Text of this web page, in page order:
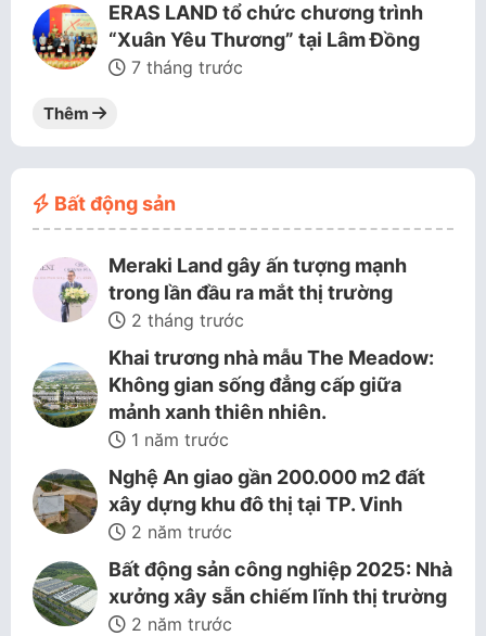
ERAS LAND tổ chức chương trình
“Xuân Yêu Thương” tại Lâm Đồng
7 tháng trước
Thêm
Bất động sản
Meraki Land gây ấn tượng mạnh
trong lần đầu ra mắt thị trường
2 tháng trước
Khai trương nhà mẫu The Meadow:
Không gian sống đẳng cấp giữa
mảnh xanh thiên nhiên.
1 năm trước
Nghệ An giao gần 200.000 m2 đất
xây dựng khu đô thị tại TP. Vinh
2 năm trước
Bất động sản công nghiệp 2025: Nhà
xưởng xây sẵn chiếm lĩnh thị trường
2 năm trước